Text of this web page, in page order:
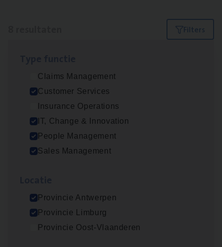
Filters
Claims Management
Customer Services
Insurance Operations
IT, Change & Innovation
People Management
Sales Management
Provincie Antwerpen
Provincie Limburg
Provincie Oost-Vlaanderen
Test Ana­lyst
IT, Change & Innovation
Antwerpen
Insu­ran­ce Bro­kerKMO
Cus­to­mer Care Expert